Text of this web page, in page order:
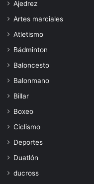
Ajedrez
Artes marciales
Atletismo
Bádminton
Baloncesto
Balonmano
Billar
Boxeo
Ciclismo
Deportes
Duatlón
ducross